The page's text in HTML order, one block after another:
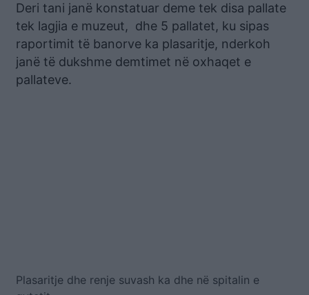
Deri tani janë konstatuar deme tek disa pallate
tek lagjia e muzeut, dhe 5 pallatet, ku sipas
raportimit të banorve ka plasaritje, nderkoh
janë të dukshme demtimet në oxhaqet e
pallateve.
Plasaritje dhe renje suvash ka dhe në spitalin e